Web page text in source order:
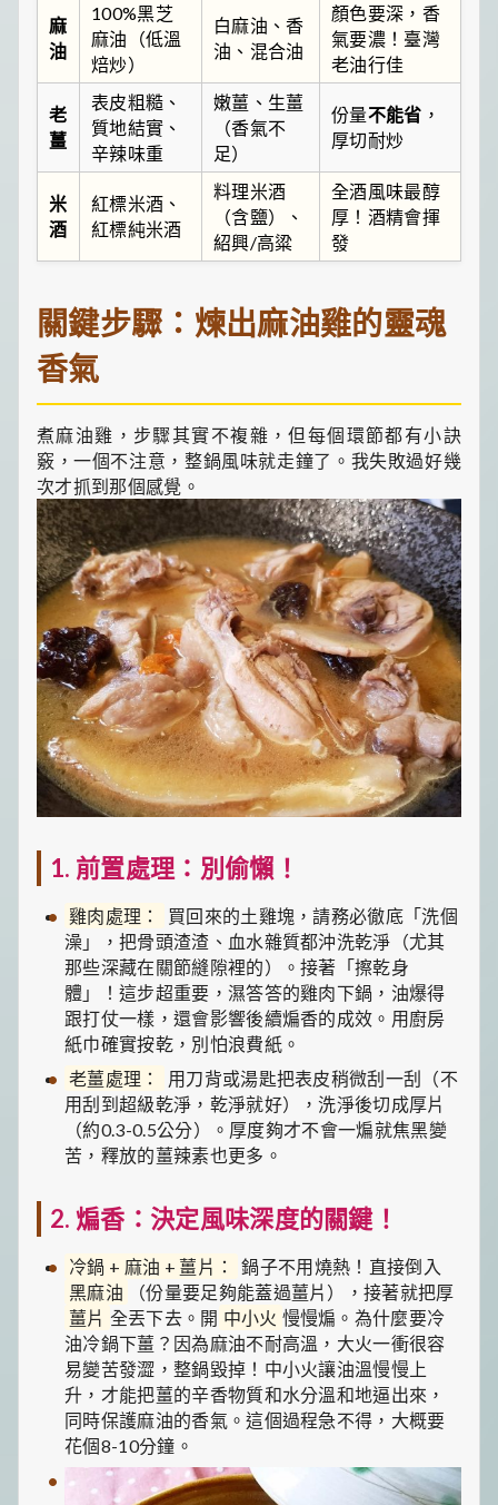
麻
油
100%黑芝
麻油 （低溫
焙炒）
白麻油、香
油、混合油
顏色要深 ，香
氣要濃！臺灣
老油行佳
老
薑
表皮粗糙、
質地結實、
辛辣味重
嫩薑、生薑
（香氣不
足）
份量不能省 ，
厚切耐炒
米
酒
紅標米酒 、
紅標純米酒
料理米酒
（含鹽）、
紹興/高粱
全酒風味最醇
厚！酒精會揮
發
關鍵步驟：煉出麻油雞的靈魂
香氣
煮麻油雞，步驟其實不複雜，但每個環節都有小訣
竅，一個不注意，整鍋風味就走鐘了。我失敗過好幾
次才抓到那個感覺。
1. 前置處理：別偷懶！
雞肉處理：
買回來的土雞塊，請務必徹底「洗個
澡」，把骨頭渣渣、血水雜質都沖洗乾淨（尤其
那些深藏在關節縫隙裡的）。接著「擦乾身
體」！這步超重要，濕答答的雞肉下鍋，油爆得
跟打仗一樣，還會影響後續煸香的成效。用廚房
紙巾確實按乾，別怕浪費紙。
老薑處理：
用刀背或湯匙把表皮稍微刮一刮（不
用刮到超級乾淨，乾淨就好），洗淨後切成厚片
（約0.3-0.5公分）。厚度夠才不會一煸就焦黑變
苦，釋放的薑辣素也更多。
2. 煸香：決定風味深度的關鍵！
冷鍋 + 麻油 + 薑片：
鍋子不用燒熱！直接倒入
黑麻油
（份量要足夠能蓋過薑片），接著就把厚
薑片 全丟下去。開 中小火 慢慢煸。為什麼要冷
油冷鍋下薑？因為麻油不耐高溫，大火一衝很容
易變苦發澀，整鍋毀掉！中小火讓油溫慢慢上
升，才能把薑的辛香物質和水分溫和地逼出來，
同時保護麻油的香氣。這個過程急不得，大概要
花個8-10分鐘。